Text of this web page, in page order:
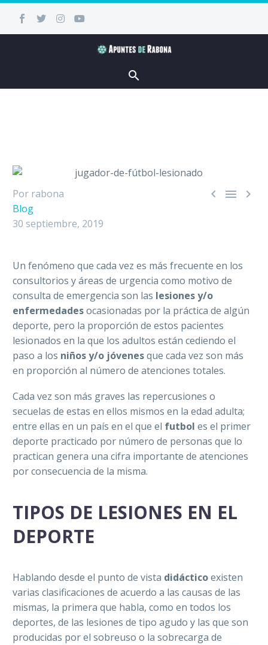
  
Por rabona
Blog
30 septiembre, 2019
Un fenómeno que cada vez es más frecuente en los
consultorios y áreas de urgencia como motivo de
consulta de emergencia son las lesiones y/o
enfermedadesocasionadas por la práctica de algún
deporte, pero la proporción de estos pacientes
lesionados en la que los adultos están cediendo el
paso a los niños y/o jóvenesque cada vez son más
en proporción al número de atenciones totales.
Cada vez son más graves las repercusiones o
secuelas de estas en ellos mismos en la edad adulta;
entre ellas en un país en el que el futbol es el primer
deporte practicado por número de personas que lo
practican genera una cifra importante de atenciones
por consecuencia de la misma.
TIPOS DE LESIONES EN EL
DEPORTE
Hablando desde el punto de vista didácticoexisten
varias clasificaciones de acuerdo a las causas de las
mismas, la primera que habla, como en todos los
deportes, de las lesiones de tipo agudo y las que son
producidas por el sobreuso o la sobrecarga de